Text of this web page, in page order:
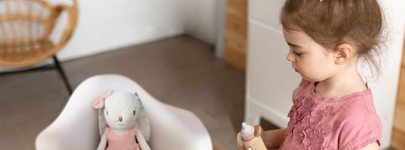
גלגלי שיניים וחיות מעץ
₪89.90
מקל הקסם – קשת בענן
₪89.90